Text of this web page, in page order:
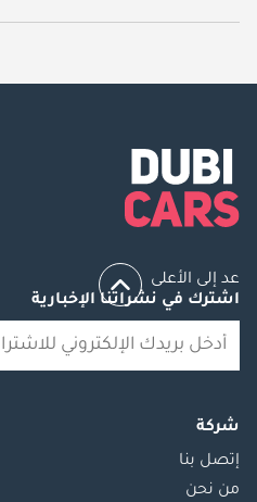
يبدأ سعر سيارة كيا بيكانتو مستعملة
عد إلى الأعلى
اشترك في نشراتنا الإخبارية
شركة
إتصل بنا
من نحن